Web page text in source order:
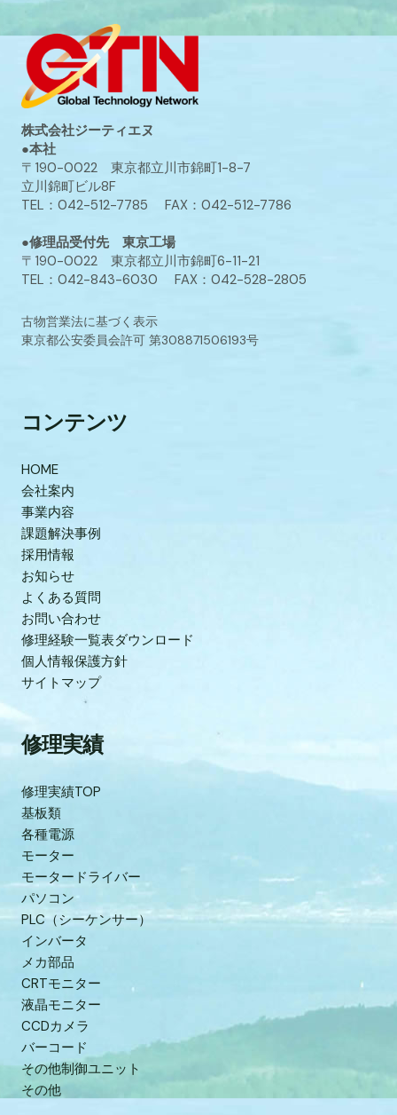
株式会社ジーティエヌ
●本社
〒190-0022 東京都立川市錦町1-8-7
立川錦町ビル8F
TEL：042-512-7785 FAX：042-512-7786
●修理品受付先 東京工場
〒190-0022 東京都立川市錦町6-11-21
TEL：042-843-6030 FAX：042-528-2805
古物営業法に基づく表示
東京都公安委員会許可 第308871506193号
コンテンツ
HOME
会社案内
事業内容
課題解決事例
採用情報
お知らせ
よくある質問
お問い合わせ
修理経験一覧表ダウンロード
個人情報保護方針
サイトマップ
修理実績
修理実績TOP
基板類
各種電源
モーター
モータードライバー
パソコン
PLC（シーケンサー）
インバータ
メカ部品
CRTモニター
液晶モニター
CCDカメラ
バーコード
その他制御ユニット
その他